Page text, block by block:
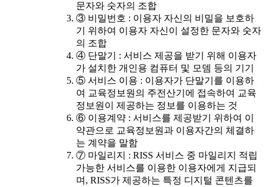
문자와 숫자의 조합
③ 비밀번호 : 이용자 자신의 비밀을 보호하
기 위하여 이용자 자신이 설정한 문자와 숫자
의 조합
④ 단말기 : 서비스 제공을 받기 위해 이용자
가 설치한 개인용 컴퓨터 및 모뎀 등의 기기
⑤ 서비스 이용 : 이용자가 단말기를 이용하
여 교육정보원의 주전산기에 접속하여 교육
정보원이 제공하는 정보를 이용하는 것
⑥ 이용계약 : 서비스를 제공받기 위하여 이
약관으로 교육정보원과 이용자간의 체결하
는 계약을 말함
⑦ 마일리지 : RISS 서비스 중 마일리지 적립
가능한 서비스를 이용한 이용자에게 지급되
며, RISS가 제공하는 특정 디지털 콘텐츠를